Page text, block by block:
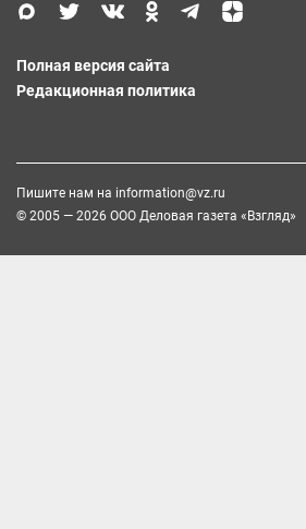
Полная версия сайта
Редакционная политика
Пишите нам на information@vz.ru
© 2005 — 2026 ООО Деловая газета «Взгляд»